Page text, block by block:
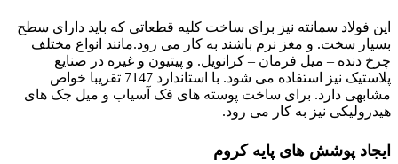
این فولاد سمانته نیز برای ساخت کلیه قطعاتی که باید دارای سطح
بسیار سخت. و مغز نرم باشند به کار می رود.مانند انواع مختلف
چرخ دنده – میل فرمان – کرانویل. و پیتیون و غیره در صنایع
پلاستیک نیز استفاده می شود. با استاندارد 7147 تقریبا خواص
مشابهی دارد. برای ساخت پوسته های فک آسیاب و میل جک های
هیدرولیکی نیز به کار می رود.
ایجاد پوشش های پایه کروم